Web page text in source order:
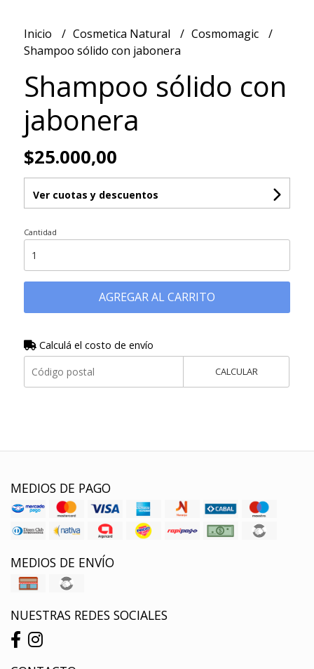
Inicio Cosmetica Natural
Cosmomagic
Shampoo sólido con jabonera
Shampoo sólido con
jabonera
$25.000,00
Ver cuotas y descuentos
Cantidad
AGREGAR AL CARRITO
Calculá el costo de envío
CALCULAR
MEDIOS DE PAGO
MEDIOS DE ENVÍO
NUESTRAS REDES SOCIALES